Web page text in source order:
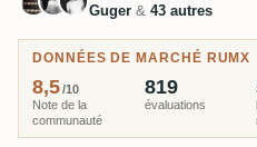
Guger & 43 autres
DONNÉES DE MARCHÉ RUMX
Note de la
communauté
8,5/10
évaluations
819